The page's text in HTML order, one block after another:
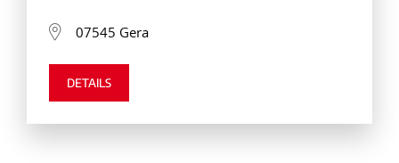
07545 Gera
DETAILS